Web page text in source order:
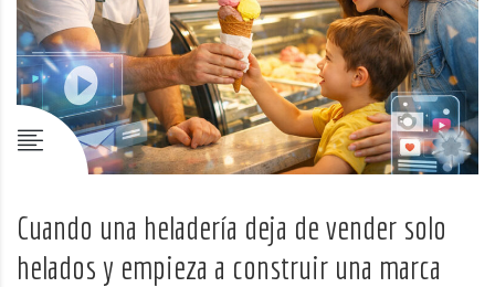
Cuando una heladería deja de vender solo
helados y empieza a construir una marca